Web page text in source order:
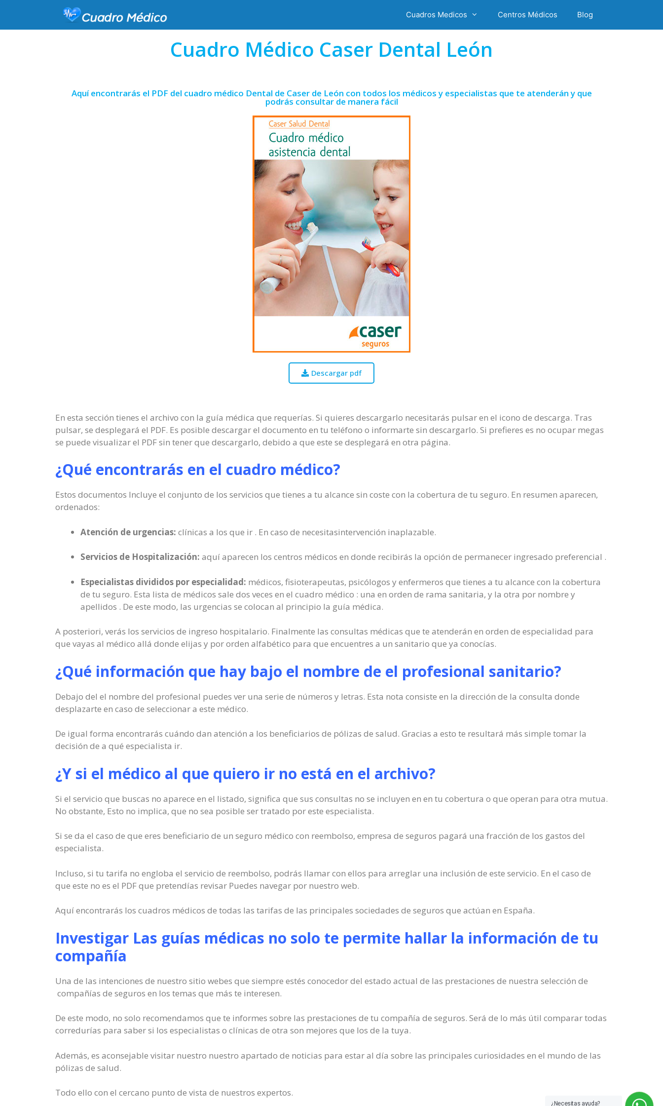
¿Necesitas ayuda?
Cuadros Medicos Centros Médicos Blog
Cuadro Médico Caser Dental León
Aquí encontrarás el PDF del cuadro médico Dental de Caser de León con todos los médicos y especialistas que te atenderán y que
podrás consultar de manera fácil
Descargar pdf
En esta sección tienes el archivo con la guía médica que requerías. Si quieres descargarlo necesitarás pulsar en el icono de descarga. Tras
pulsar, se desplegará el PDF. Es posible descargar el documento en tu teléfono o informarte sin descargarlo. Si prefieres es no ocupar megas
se puede visualizar el PDF sin tener que descargarlo, debido a que este se desplegará en otra página.
¿Qué encontrarás en el cuadro médico?
Estos documentos Incluye el conjunto de los servicios que tienes a tu alcance sin coste con la cobertura de tu seguro. En resumen aparecen,
ordenados:
Atención de urgencias: clínicas a los que ir . En caso de necesitasintervención inaplazable.
Servicios de Hospitalización: aquí aparecen los centros médicos en donde recibirás la opción de permanecer ingresado preferencial .
Especialistas divididos por especialidad: médicos, fisioterapeutas, psicólogos y enfermeros que tienes a tu alcance con la cobertura
de tu seguro. Esta lista de médicos sale dos veces en el cuadro médico : una en orden de rama sanitaria, y la otra por nombre y
apellidos . De este modo, las urgencias se colocan al principio la guía médica.
A posteriori, verás los servicios de ingreso hospitalario. Finalmente las consultas médicas que te atenderán en orden de especialidad para
que vayas al médico allá donde elijas y por orden alfabético para que encuentres a un sanitario que ya conocías.
¿Qué información que hay bajo el nombre de el profesional sanitario?
Debajo del el nombre del profesional puedes ver una serie de números y letras. Esta nota consiste en la dirección de la consulta donde
desplazarte en caso de seleccionar a este médico.
De igual forma encontrarás cuándo dan atención a los beneficiarios de pólizas de salud. Gracias a esto te resultará más simple tomar la
decisión de a qué especialista ir.
¿Y si el médico al que quiero ir no está en el archivo?
Si el servicio que buscas no aparece en el listado, significa que sus consultas no se incluyen en en tu cobertura o que operan para otra mutua.
No obstante, Esto no implica, que no sea posible ser tratado por este especialista.
Si se da el caso de que eres beneficiario de un seguro médico con reembolso, empresa de seguros pagará una fracción de los gastos del
especialista.
Incluso, si tu tarifa no engloba el servicio de reembolso, podrás llamar con ellos para arreglar una inclusión de este servicio. En el caso de
que este no es el PDF que pretendías revisar Puedes navegar por nuestro web.
Aquí encontrarás los cuadros médicos de todas las tarifas de las principales sociedades de seguros que actúan en España.
Investigar Las guías médicas no solo te permite hallar la información de tu
compañía
Una de las intenciones de nuestro sitio webes que siempre estés conocedor del estado actual de las prestaciones de nuestra selección de
compañías de seguros en los temas que más te interesen.
De este modo, no solo recomendamos que te informes sobre las prestaciones de tu compañía de seguros. Será de lo más útil comparar todas
corredurías para saber si los especialistas o clínicas de otra son mejores que los de la tuya.
Además, es aconsejable visitar nuestro nuestro apartado de noticias para estar al día sobre las principales curiosidades en el mundo de las
pólizas de salud.
Todo ello con el cercano punto de vista de nuestros expertos.